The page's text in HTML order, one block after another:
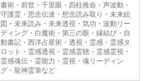
書術・前世・千里眼・四柱推命・声波動・
守護霊・思念伝達・想念読み取り・未来絵
図・未来読み・未来透視・気功・波動リー
ディング・白魔術・第三の眼・縁結び・自
動書記・西洋占星術・透視・霊感・霊感タ
ロット・霊感透視・霊感霊聴・霊感霊視・
霊感魂伝・霊能力・霊視・魂リーディン
グ・龍神霊筆など